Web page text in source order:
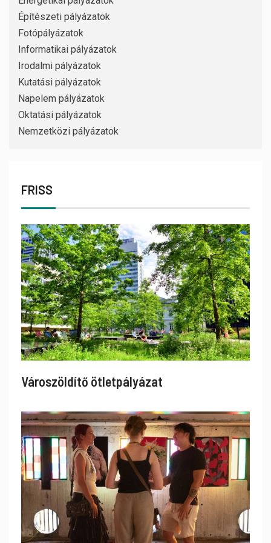
Építészeti pályázatok
Fotópályázatok
Informatikai pályázatok
Irodalmi pályázatok
Kutatási pályázatok
Napelem pályázatok
Oktatási pályázatok
Nemzetközi pályázatok
FRISS
Városzöldítő ötletpályázat